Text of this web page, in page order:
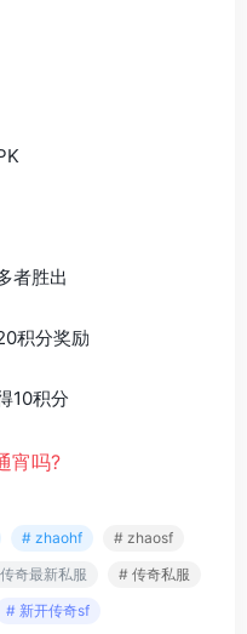
者胜出
积分奖励
10积分
# zhaohf
# zhaosf
奇最新私服
# 传奇私服
# 新开传奇sf